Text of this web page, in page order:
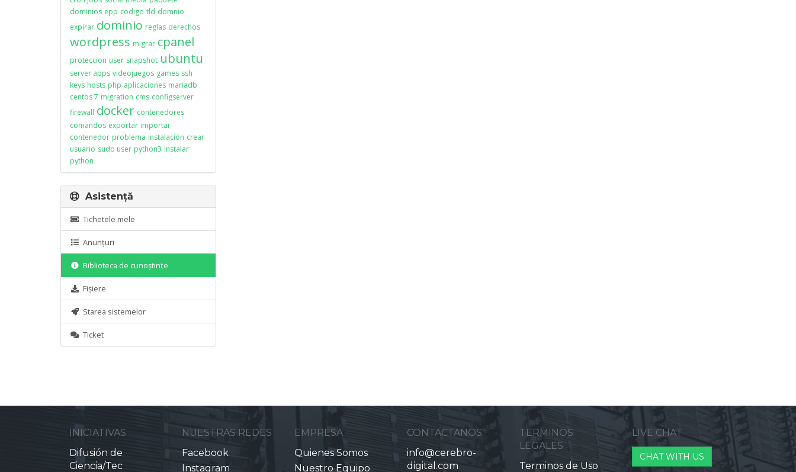
dominios epp codigo tld domnio
expirar dominio reglas derechos
wordpress migrar cpanel
proteccion user snapshot ubuntu
server apps videojuegos games ssh
keys hosts php aplicaciones mariadb
centos 7 migration cms configserver
firewall docker contenedores
comandos exportar importar
contenedor problema instalación crear
usuario sudo user python3 instalar
python
Asistență
Tichetele mele
Anunțuri
Biblioteca de cunoștințe
Fișiere
Starea sistemelor
Ticket
INICIATIVAS
Difusión de
Ciencia/Tec
NUESTRAS REDES
Facebook
Instagram
EMPRESA
Quienes Somos
Nuestro Equipo
CONTACTANOS
info@cerebro-
digital.com
TERMINOS
LEGALES
Terminos de Uso
LIVE CHAT
CHAT WITH US